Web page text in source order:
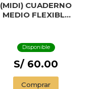
(MIDI) CUADERNO
MEDIO FLEXIBLE
Disponible
S/ 60.00
Comprar